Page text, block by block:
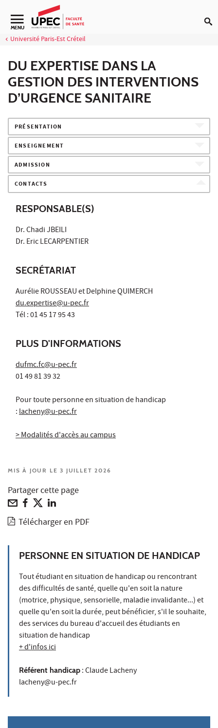
Aller au contenu
Navigation secondaire
MENU
Université Paris-Est Créteil
DU EXPERTISE DANS LA
GESTION DES INTERVENTIONS
D’URGENCE SANITAIRE
PRÉSENTATION
ENSEIGNEMENT
ADMISSION
CONTACTS
RESPONSABLE(S)
Dr. Chadi JBEILI
Dr. Eric LECARPENTIER
SECRÉTARIAT
Aurélie ROUSSEAU et Delphine QUIMERCH
du.expertise@u-pec.fr
Tél : 01 45 17 95 43
PLUS D'INFORMATIONS
dufmc.fc@u-pec.fr
01 49 81 39 32
Pour toute personne en situation de handicap
:lacheny@u-pec.fr
> Modalités d'accès au campus
MIS À JOUR LE 3 JUILLET 2026
Partager cette page
Télécharger en PDF
PERSONNE EN SITUATION DE HANDICAP
Tout étudiant en situation de handicap ou rencontrant
des difficultés de santé, quelle qu'en soit la nature
(motrice, physique, sensorielle, maladie invalidante...) et
quelle qu'en soit la durée, peut bénéficier, s'il le souhaite,
des services du bureau d'accueil des étudiants en
situation de handicap
+ d'infos ici
Référent handicap : Claude Lacheny
lacheny@u-pec.fr